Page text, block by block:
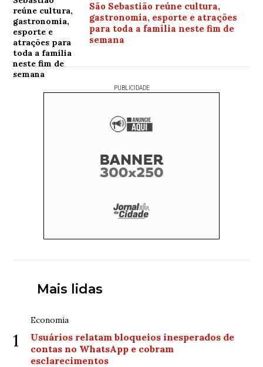
São Sebastião reúne cultura,
gastronomia, esporte e atrações
para toda a família neste fim de
semana
PUBLICIDADE
Mais lidas
1
Economia
Usuários relatam bloqueios inesperados de
contas no WhatsApp e cobram
esclarecimentos